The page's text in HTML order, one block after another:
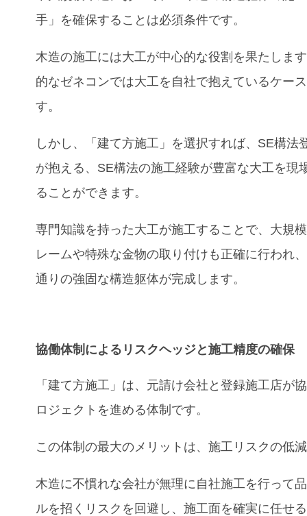
手」を確保することは必須条件です。
木造の施工には大工が中心的な役割を果たしま
的なゼネコンでは大工を自社で抱えているケー
す。
しかし、「建て方施工」を選択すれば、SE構法
が抱える、SE構法の施工経験が豊富な大工を現
ることができます。
専門知識を持った大工が施工することで、大規
レームや特殊な金物の取り付けも正確に行われ
通りの強固な構造躯体が完成します。
協働体制による リスクヘッジと施工精度の確保
「建て方施工」は、元請け会社と登録施工店が
ロジェクトを進める体制です。
この体制の最大のメリットは、施工リスクの低
木造に不慣れな会社が無理に自社施工を行って
ルを招くリスクを回避し、施工面を確実に任せ